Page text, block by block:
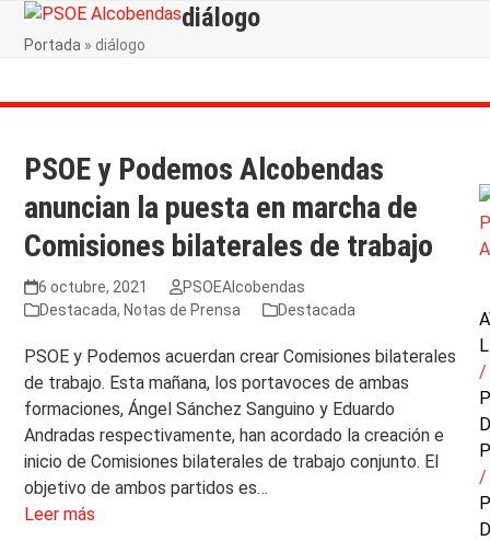
SkipOpen
mobile
Close
mobile
diálogo
Portada » diálogo
PSOE y Podemos Alcobendas
anuncian la puesta en marcha de
Comisiones bilaterales de trabajo
6 octubre, 2021
PSOEAlcobendas
Destacada, Notas de Prensa Destacada
PSOE y Podemos acuerdan crear Comisiones bilaterales
de trabajo. Esta mañana, los portavoces de ambas
formaciones, Ángel Sánchez Sanguino y Eduardo
Andradas respectivamente, han acordado la creación e
inicio de Comisiones bilaterales de trabajo conjunto. El
objetivo de ambos partidos es…
Leer más
/
/